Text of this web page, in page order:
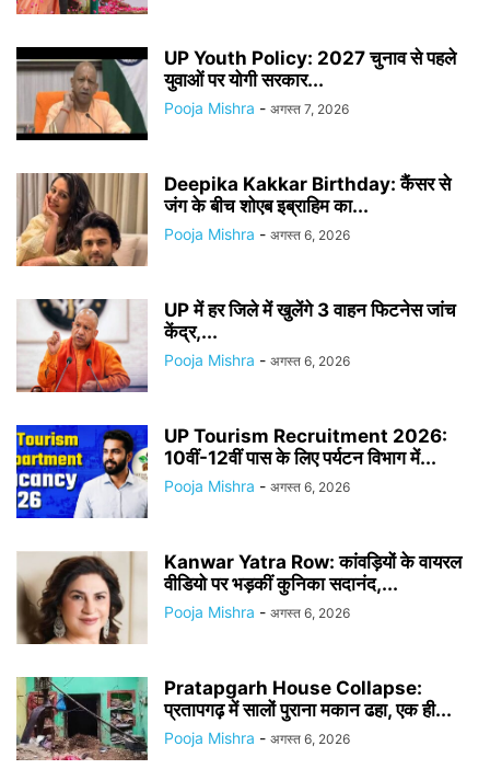
UP Youth Policy: 2027 चुनाव से पहले
युवाओं पर योगी सरकार...
Pooja Mishra - अगस्त 7, 2026
Deepika Kakkar Birthday: कैंसर से
जंग के बीच शोएब इब्राहिम का...
Pooja Mishra - अगस्त 6, 2026
UP में हर जिले में खुलेंगे 3 वाहन फिटनेस जांच
केंद्र,...
Pooja Mishra - अगस्त 6, 2026
UP Tourism Recruitment 2026:
10वीं-12वीं पास के लिए पर्यटन विभाग में...
Pooja Mishra - अगस्त 6, 2026
Kanwar Yatra Row: कांवड़ियों के वायरल
वीडियो पर भड़कीं कुनिका सदानंद,...
Pooja Mishra - अगस्त 6, 2026
Pratapgarh House Collapse:
प्रतापगढ़ में सालों पुराना मकान ढहा, एक ही...
Pooja Mishra - अगस्त 6, 2026